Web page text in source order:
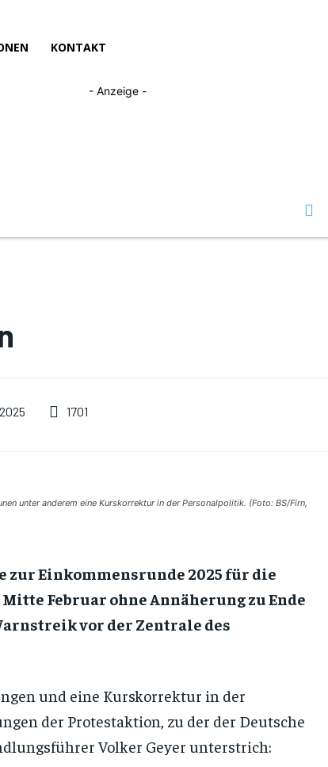
KONTAKT
- Anzeige -
1701
unter anderem eine Kurskorrektur in der Personalpolitik. (Foto: BS/Firn,
Einkommensrunde 2025 für die
Februar ohne Annäherung zu Ende
vor der Zentrale des
und eine Kurskorrektur in der
der Protestaktion, zu der der Deutsche
Volker Geyer unterstrich: